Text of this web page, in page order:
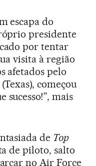
escapa do
presidente
por tentar
visita à região
afetados pelo
começou
sucesso!”, mais
de Top
de piloto, salto
no Air Force